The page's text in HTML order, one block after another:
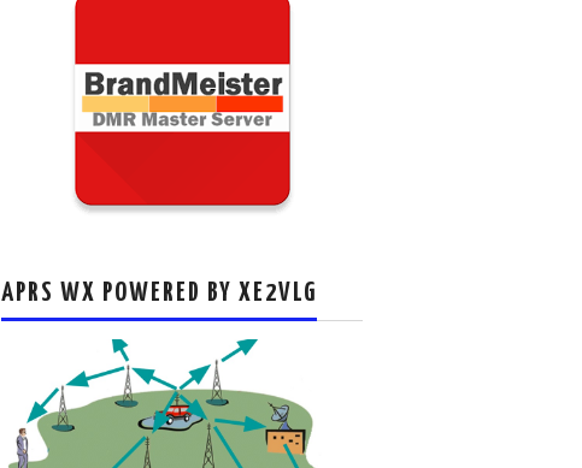
APRS WX POWERED BY XE2VLG